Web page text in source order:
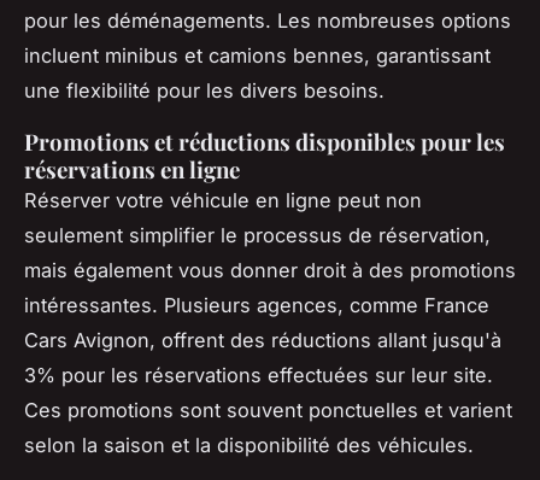
pour les déménagements. Les nombreuses options
incluent minibus et camions bennes, garantissant
une flexibilité pour les divers besoins.
Promotions et réductions disponibles pour les
réservations en ligne
Réserver votre véhicule en ligne peut non
seulement simplifier le processus de réservation,
mais également vous donner droit à des promotions
intéressantes. Plusieurs agences, comme France
Cars Avignon, offrent des réductions allant jusqu'à
3% pour les réservations effectuées sur leur site.
Ces promotions sont souvent ponctuelles et varient
selon la saison et la disponibilité des véhicules.